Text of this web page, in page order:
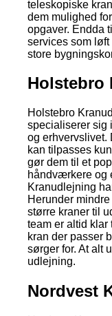
teleskopiske
dem mulighed
opgaver. Endda
services som
store
Holstebro
Holstebro
specialiserer sig
og erhvervslivet.
kan tilpasses
gør dem til et
håndværkere og
Kranudlejning
Herunder
større kraner til
team er altid klar
kran der passer
sørger for. At alt
udlejning.
Nordvest